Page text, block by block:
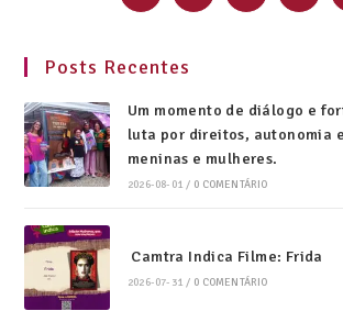
Posts Recentes
Um momento de diálogo e
luta por direitos, autonomia
meninas e mulheres.
2026-08-01 / 0 COMENTÁRIO
Camtra Indica Filme: Frida
2026-07-31 / 0 COMENTÁRIO